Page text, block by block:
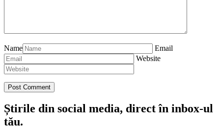
Name
Email
Website
Știrile din social media, direct în inbox-ul
tău.